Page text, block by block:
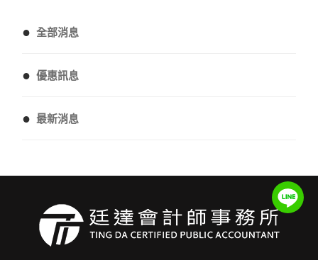
● 全部消息
● 優惠訊息
● 最新消息